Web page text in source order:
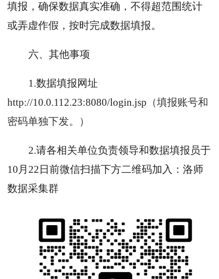
填报，确保数据真实准确，不得超范围统计
或弄虚作假，按时完成数据填报。
六、其他事项
1.数据填报网址
http://10.0.112.23:8080/login.jsp （填报账号和
密码单独下发。）
2.请各相关单位负责领导和数据填报员于
10月 22日前微信扫描下方二维码加入：洛师
数据采集群